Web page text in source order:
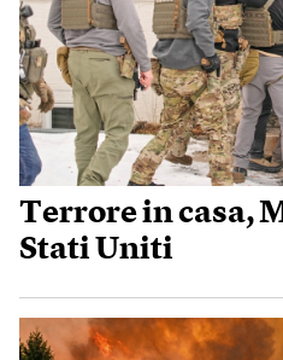
Terrore in casa,
Stati Uniti